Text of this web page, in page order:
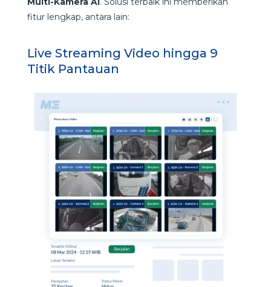
fitur lengkap, antara lain:
Live Streaming Video hingga 9
Titik Pantauan